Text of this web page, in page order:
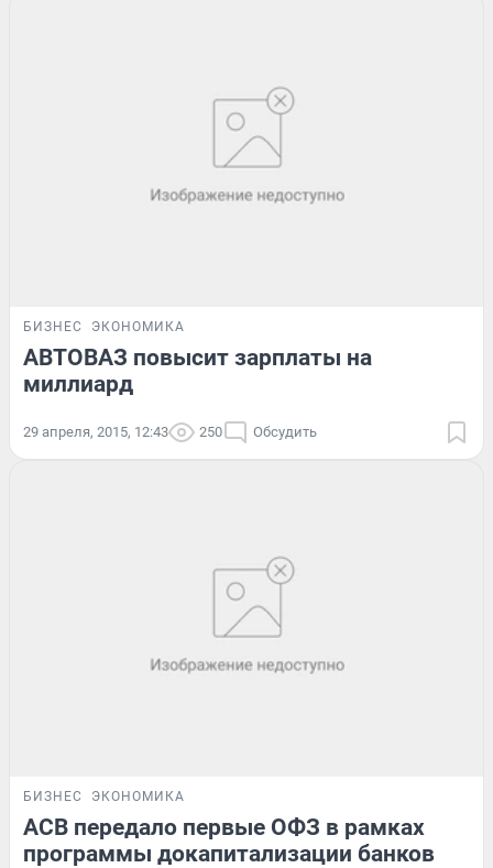
БИЗНЕС ЭКОНОМИКА
АВТОВАЗ повысит зарплаты на
миллиард
29 апреля, 2015, 12:43 250 Обсудить
БИЗНЕС ЭКОНОМИКА
АСВ передало первые ОФЗ в рамках
программы докапитализации банков